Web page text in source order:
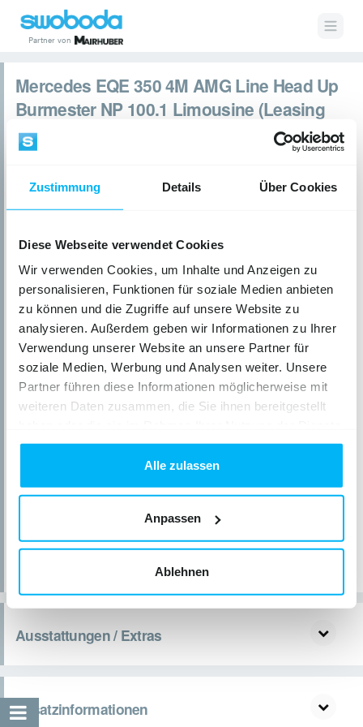
Zustimmung Details Über Cookies
Diese Webseite verwendet Cookies
Wir verwenden Cookies, um Inhalte und Anzeigen zu
personalisieren, Funktionen für soziale Medien anbieten
zu können und die Zugriffe auf unsere Website zu
analysieren. Außerdem geben wir Informationen zu Ihrer
Verwendung unserer Website an unsere Partner für
soziale Medien, Werbung und Analysen weiter. Unsere
Partner führen diese Informationen möglicherweise mit
weiteren Daten zusammen, die Sie ihnen bereitgestellt
gesammelt haben.
Alle zulassen
Anpassen
Ablehnen
Partner von
Junge Sterne EQE 350 4M AMG